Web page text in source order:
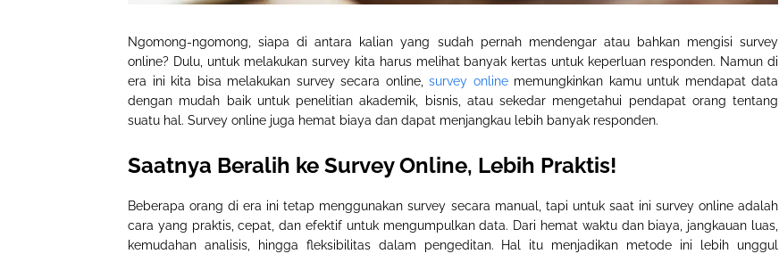
Ngomong-ngomong, siapa di antara kalian yang sudah pernah mendengar atau bahkan mengisi survey
online? Dulu, untuk melakukan survey kita harus melihat banyak kertas untuk keperluan responden. Namun di
era ini kita bisa melakukan survey secara online, survey onlinememungkinkan kamu untuk mendapat data
dengan mudah baik untuk penelitian akademik, bisnis, atau sekedar mengetahui pendapat orang tentang
suatu hal. Survey online juga hemat biaya dan dapat menjangkau lebih banyak responden.
Saatnya Beralih ke Survey Online, Lebih Praktis!
Beberapa orang di era ini tetap menggunakan survey secara manual, tapi untuk saat ini survey online adalah
cara yang praktis, cepat, dan efektif untuk mengumpulkan data. Dari hemat waktu dan biaya, jangkauan luas,
kemudahan analisis, hingga fleksibilitas dalam pengeditan. Hal itu menjadikan metode ini lebih unggul